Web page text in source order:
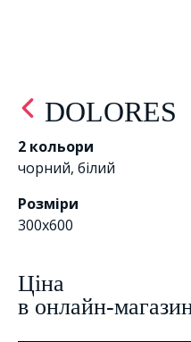
DOLORES
2 кольори
чорний, білий
Розміри
300x600
Цiна
в онлайн-